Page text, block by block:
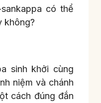
có thể
không?
sinh khởi cùng
niệm và chánh
cách đúng đắn